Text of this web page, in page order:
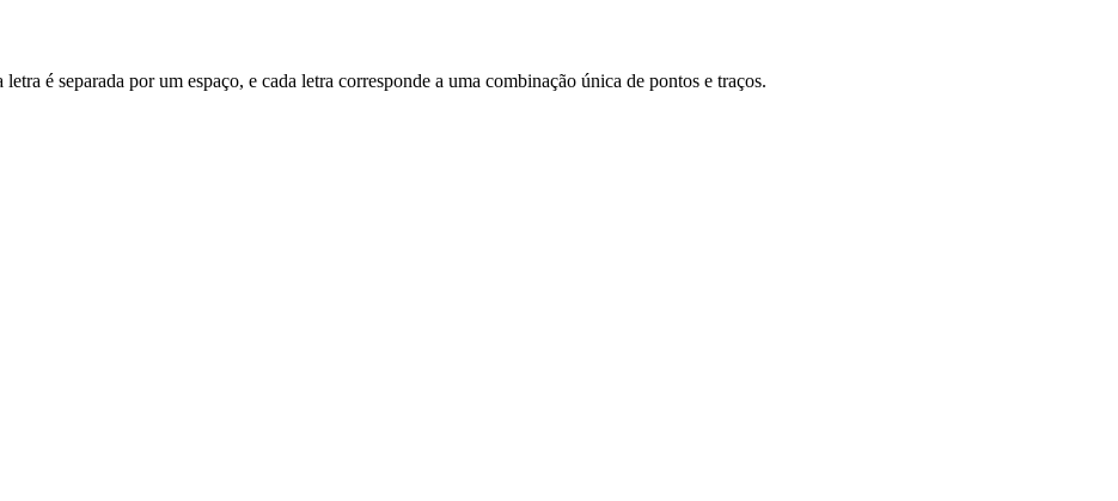
é separada por um espaço, e cada letra corresponde a uma combinação única de pontos e traços.